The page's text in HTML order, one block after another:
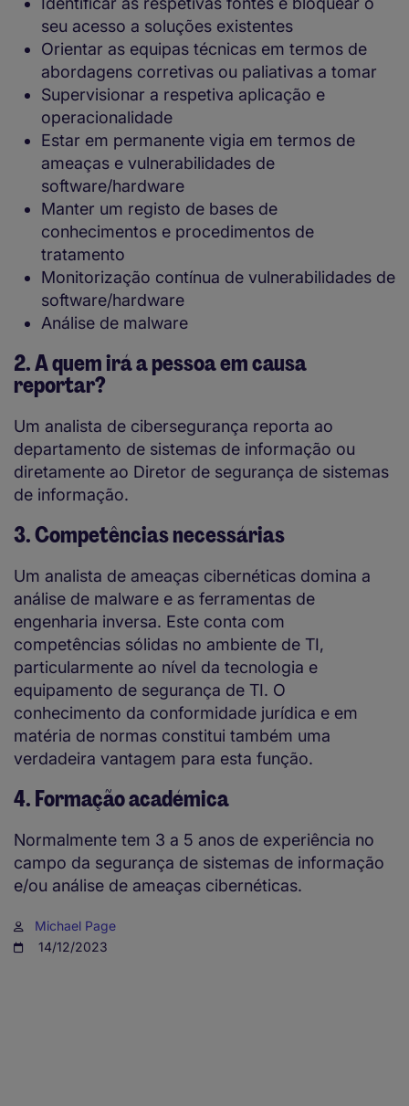
seu acesso a soluções existentes
Orientar as equipas técnicas em termos de
abordagens corretivas ou paliativas a tomar
Supervisionar a respetiva aplicação e
operacionalidade
Estar em permanente vigia em termos de
ameaças e vulnerabilidades de
software/hardware
Manter um registo de bases de
conhecimentos e procedimentos de
tratamento
Monitorização contínua de vulnerabilidades de
software/hardware
Análise de malware
2. A quem irá a pessoa em causa
reportar?
Um analista de cibersegurança reporta ao
departamento de sistemas de informação ou
diretamente ao Diretor de segurança de sistemas
de informação.
3. Competências necessárias
Um analista de ameaças cibernéticas domina a
análise de malware e as ferramentas de
engenharia inversa. Este conta com
competências sólidas no ambiente de TI,
particularmente ao nível da tecnologia e
equipamento de segurança de TI. O
conhecimento da conformidade jurídica e em
matéria de normas constitui também uma
verdadeira vantagem para esta função.
4. Formação académica
Normalmente tem 3 a 5 anos de experiência no
campo da segurança de sistemas de informação
e/ou análise de ameaças cibernéticas.
Michael Page
14/12/2023